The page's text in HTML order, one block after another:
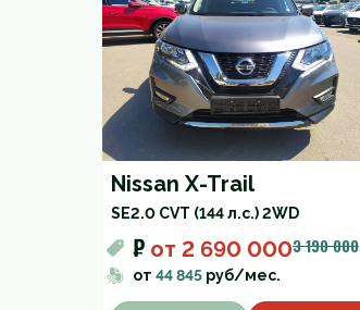
Nissan X-Trail
SE2.0 CVT (144 л.с.) 2WD
₽ от 2 690 0003 190 000
от 44 845 руб/мес.